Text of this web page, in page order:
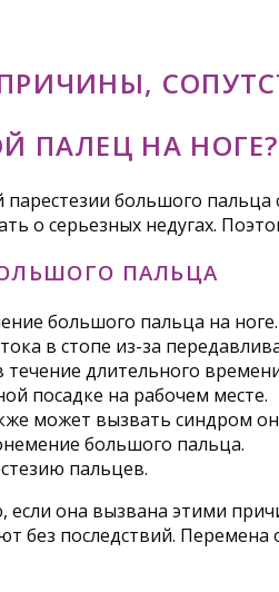
ПАЛЕЦ НА НОГЕ?
большого
о серьезных недугах.
ПАЛЬЦА
большого пальца на
в стопе из-за
длительного
посадке на рабочем месте.
может вызвать синдром
большого пальца.
пальцев.
она вызвана этими
без последствий.